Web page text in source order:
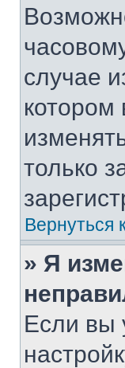
случае
котором
только
Вернуться
» Я
Если вы